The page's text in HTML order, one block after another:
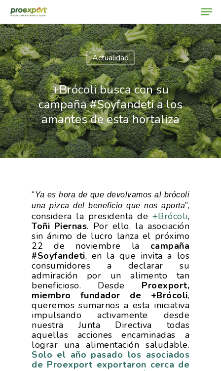
Hit enter to search or ESC to close
Actualidad
+Brócoli busca con su
campaña #Soyfandeti a los
amantes de esta hortaliza
“Ya es hora de que devolvamos al brócoli
una pizca del beneficio que nos aporta”,
considera la presidenta de +Brócoli,
Toñi Piernas. Por ello, la asociación
sin ánimo de lucro lanza el próximo
22 de noviembre la campaña
#Soyfandeti, en la que invita a los
consumidores a declarar su
admiración por un alimento tan
beneficioso. Desde Proexport,
miembro fundador de +Brócoli,
queremos sumarnos a esta iniciativa
impulsando activamente desde
nuestra Junta Directiva todas
aquellas acciones encaminadas a
lograr una alimentación saludable.
Solo el año pasado los asociados
de Proexport exportaron cerca de